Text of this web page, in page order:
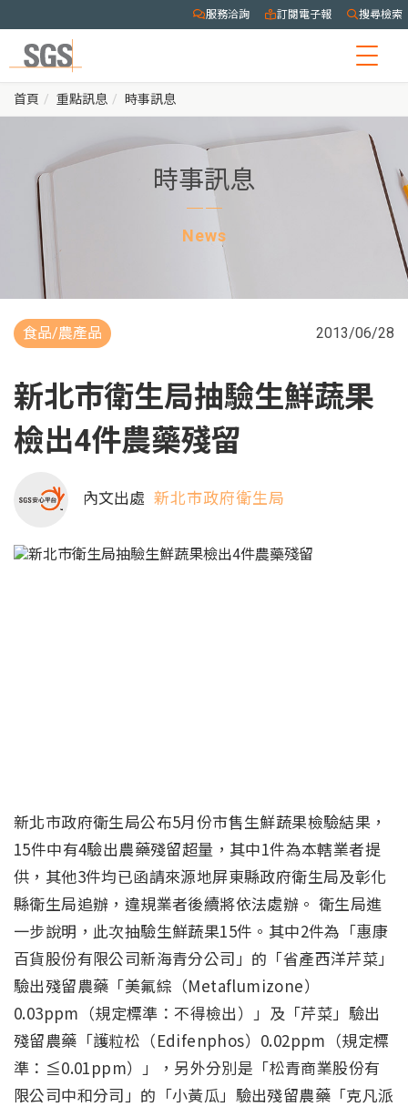
服務洽詢 訂閱電子報 搜尋檢索
首頁 重點訊息 時事訊息
時事訊息
News
食品/農產品 2013/06/28
新北市衛生局抽驗生鮮蔬果
檢出4件農藥殘留
內文出處 新北市政府衛生局
新北市政府衛生局公布5月份市售生鮮蔬果檢驗結果，
15件中有4驗出農藥殘留超量，其中1件為本轄業者提
供，其他3件均已函請來源地屏東縣政府衛生局及彰化
縣衛生局追辦，違規業者後續將依法處辦。 衛生局進
一步說明，此次抽驗生鮮蔬果15件。其中2件為「惠康
百貨股份有限公司新海青分公司」的「省產西洋芹菜」
驗出殘留農藥「美氟綜（Metaflumizone）
0.03ppm（規定標準：不得檢出）」及「芹菜」驗出
殘留農藥「護粒松（Edifenphos）0.02ppm（規定標
準：≦0.01ppm）」，另外分別是「松青商業股份有
限公司中和分司」的「小黃瓜」驗出殘留農藥「克凡派